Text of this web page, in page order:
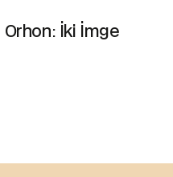
İki İmge